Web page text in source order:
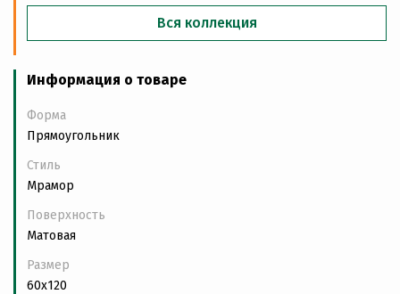
Вся коллекция
Информация о товаре
Форма
Прямоугольник
Стиль
Мрамор
Поверхность
Матовая
Размер
60x120